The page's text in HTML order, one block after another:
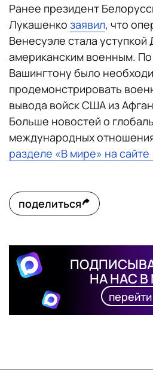
Ранее президент
Лукашенко заявил, что
Венесуэле стала
американским военным.
Вашингтону было
продемонстрировать
вывода войск США из
Больше новостей о
международных
разделе «В мире» на
поделиться
НА НАС В
перейти